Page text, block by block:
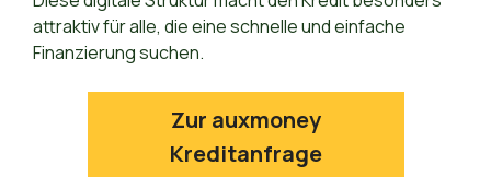
attraktiv für alle, die eine schnelle und einfache
Finanzierung suchen.
Zur auxmoney
Kreditanfrage